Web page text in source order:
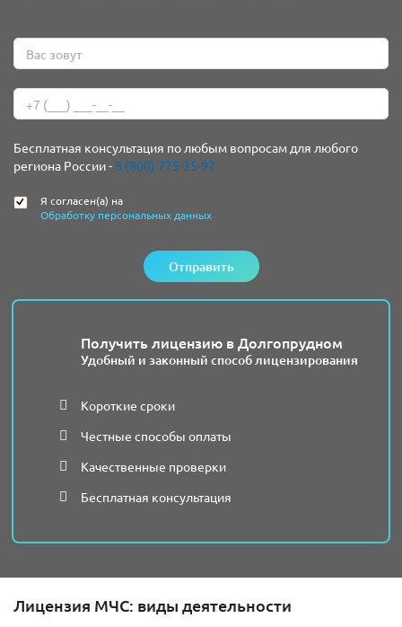
Бесплатная консультация по любым вопросам для любого
региона России - 8 (800) 775-35-97
Я согласен(а) на
Обработку персональных данных
Отправить
Получить лицензию в Долгопрудном
Удобный и законный способ лицензирования
Короткие сроки
Честные способы оплаты
Качественные проверки
Бесплатная консультация
Лицензия МЧС: виды деятельности